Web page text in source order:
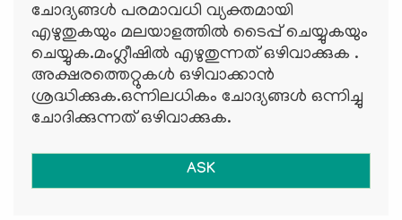
ചോദ്യങ്ങള്‍ പരമാവധി വ്യക്തമായി
എഴുതുകയും മലയാളത്തില്‍ ടൈപ്പ് ചെയ്യുകയും
ചെയ്യുക.മംഗ്ലീഷില്‍ എഴുതുന്നത് ഒഴിവാക്കുക .
അക്ഷരത്തെറ്റുകള്‍ ഒഴിവാക്കാന്‍
ശ്രദ്ധിക്കുക.ഒന്നിലധികം ചോദ്യങ്ങള്‍ ഒന്നിച്ചു
ചോദിക്കുന്നത് ഒഴിവാക്കുക.
ASK